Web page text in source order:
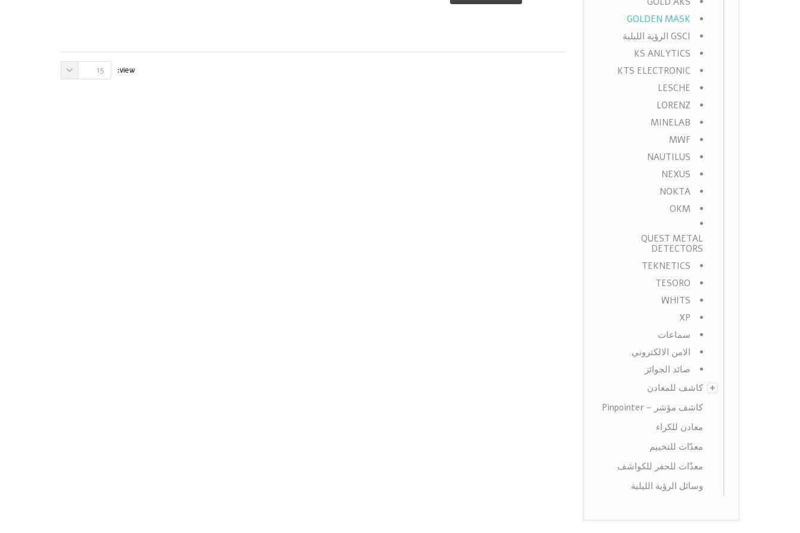
view:
15
GOLDEN MASK
GSCI الرؤية الليلية
KS ANLYTICS
KTS ELECTRONIC
LESCHE
LORENZ
MINELAB
MWF
NAUTILUS
NEXUS
NOKTA
OKM
QUEST METAL
DETECTORS
TEKNETICS
TESORO
WHITS
XP
سماعات
الامن الالكتروني
صائد الجوائز
كاشف للمعادن
كاشف مؤشر - Pinpointer
معادن للكراء
معدّات للتخييم
معدّات للحفر للكواشف
وسائل الرؤية الليلية